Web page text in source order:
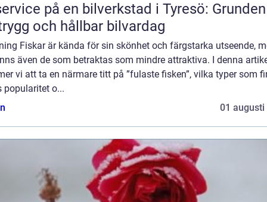
på en bilverkstad i Tyresö:
och hållbar bilvardag
Fiskar är kända för sin skönhet och färgstarka utseende,
även de som betraktas som mindre attraktiva. I denna
vi att ta en närmare titt på ”fulaste fisken”, vilka typer som
popularitet o...
01 augusti